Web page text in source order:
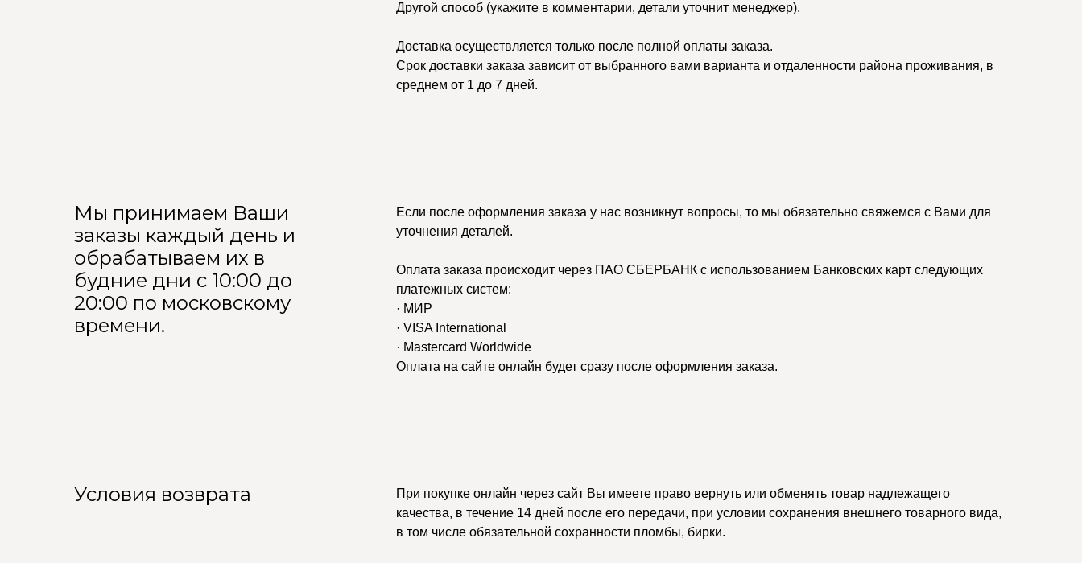
Другой способ (укажите в комментарии, детали уточнит менеджер).
Доставка осуществляется только после полной оплаты заказа.
Срок доставки заказа зависит от выбранного вами варианта и отдаленности района проживания, в
среднем от 1 до 7 дней.
Мы принимаем Ваши
заказы каждый день и
обрабатываем их в
будние дни с 10:00 до
20:00 по московскому
времени.
Если после оформления заказа у нас возникнут вопросы, то мы обязательно свяжемся с Вами для
уточнения деталей.
Оплата заказа происходит через ПАО СБЕРБАНК с использованием Банковских карт следующих
платежных систем:
· МИР
· VISA International
· Mastercard Worldwide
Оплата на сайте онлайн будет сразу после оформления заказа.
Условия возврата
При покупке онлайн через сайт Вы имеете право вернуть или обменять товар надлежащего
качества, в течение 14 дней после его передачи, при условии сохранения внешнего товарного вида,
в том числе обязательной сохранности пломбы, бирки.